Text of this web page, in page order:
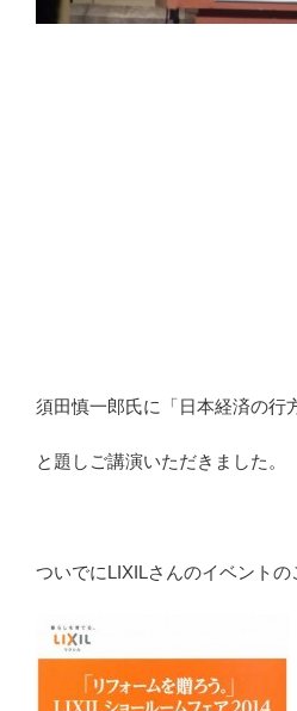
須田慎一郎氏に「日本経済の行
と題しご講演いただきました。
ついでにLIXILさんのイベントの